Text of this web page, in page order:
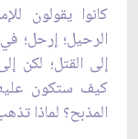
كانوا يقولون
الرحيل؛ إرحل؛
إلى القتل؛ لكن
كيف ستكون
المذبح؟ لماذا